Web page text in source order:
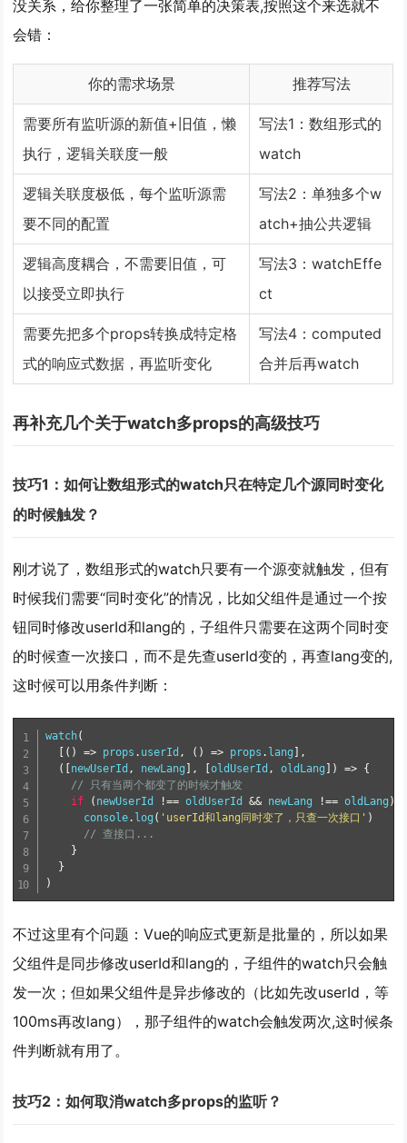
没关系，给你整理了一张简单的决策表,按照这个来选就不
会错：
你的需求场景 推荐写法
需要所有监听源的新值+旧值，懒
执行，逻辑关联度一般
写法1：数组形式的
watch
逻辑关联度极低，每个监听源需
要不同的配置
写法2：单独多个w
atch+抽公共逻辑
逻辑高度耦合，不需要旧值，可
以接受立即执行
写法3：watchEffe
ct
需要先把多个props转换成特定格
式的响应式数据，再监听变化
写法4：computed
合并后再watch
再补充几个关于watch多props的高级技巧
技巧1：如何让数组形式的watch只在特定几个源同时变化
的时候触发？
刚才说了，数组形式的watch只要有一个源变就触发，但有
时候我们需要“同时变化”的情况，比如父组件是通过一个按
钮同时修改userId和lang的，子组件只需要在这两个同时变
的时候查一次接口，而不是先查userId变的，再查lang变的,
这时候可以用条件判断：
watch(
[()
=> props . userId , () => props . lang
],
([ newUserId , newLang ], [oldUserId , oldLang ]) => {
// 只有当两个都变了的时候才触发
if
( newUserId !== oldUserId && newLang !== oldLang )
      console
. log ( 'userId和lang同时变了，只查一次接口' )
// 查接口...
}
}
)
不过这里有个问题：Vue的响应式更新是批量的，所以如果
父组件是同步修改userId和lang的，子组件的watch只会触
发一次；但如果父组件是异步修改的（比如先改userId，等
100ms再改lang），那子组件的watch会触发两次,这时候条
件判断就有用了。
技巧2：如何取消watch多props的监听？